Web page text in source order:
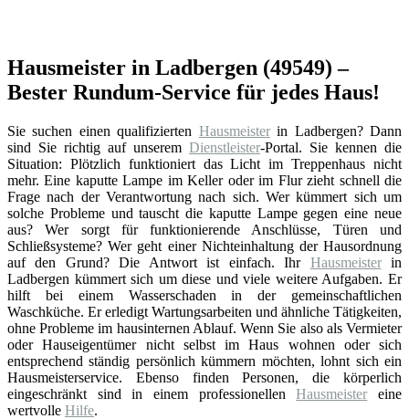
Hausmeister in Ladbergen (49549) –
Bester Rundum-Service für jedes Haus!
Sie suchen einen qualifizierten Hausmeisterin Ladbergen? Dann
sind Sie richtig auf unserem Dienstleister-Portal. Sie kennen die
Situation: Plötzlich funktioniert das Licht im Treppenhaus nicht
mehr. Eine kaputte Lampe im Keller oder im Flur zieht schnell die
Frage nach der Verantwortung nach sich. Wer kümmert sich um
solche Probleme und tauscht die kaputte Lampe gegen eine neue
aus? Wer sorgt für funktionierende Anschlüsse, Türen und
Schließsysteme? Wer geht einer Nichteinhaltung der Hausordnung
auf den Grund? Die Antwort ist einfach. Ihr Hausmeisterin
Ladbergen kümmert sich um diese und viele weitere Aufgaben. Er
hilft bei einem Wasserschaden in der gemeinschaftlichen
Waschküche. Er erledigt Wartungsarbeiten und ähnliche Tätigkeiten,
ohne Probleme im hausinternen Ablauf. Wenn Sie also als Vermieter
oder Hauseigentümer nicht selbst im Haus wohnen oder sich
entsprechend ständig persönlich kümmern möchten, lohnt sich ein
Hausmeisterservice. Ebenso finden Personen, die körperlich
eingeschränkt sind in einem professionellenHausmeister eine
wertvolle Hilfe.